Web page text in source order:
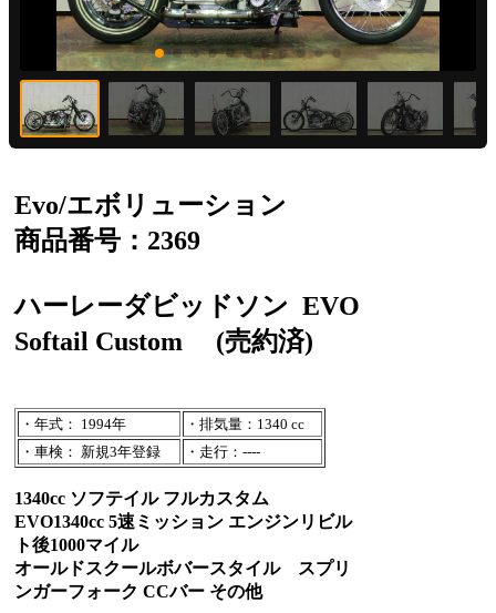
Evo/エボリューション
商品番号：2369
ハーレーダビッドソン EVO
Softail Custom
(売約済)
・年式： 1994年
・排気量：1340 cc
・車検： 新規3年登録
・走行：----
1340cc ソフテイル フルカスタム
EVO1340cc 5速ミッション エンジンリビル
ト後1000マイル
オールドスクールボバースタイル スプリ
ンガーフォーク CCバー その他